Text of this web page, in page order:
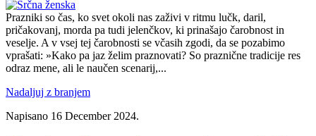
Prazniki so čas, ko svet okoli nas zaživi v ritmu lučk, daril,
pričakovanj, morda pa tudi jelenčkov, ki prinašajo čarobnost in
veselje. A v vsej tej čarobnosti se včasih zgodi, da se pozabimo
vprašati: »Kako pa jaz želim praznovati? So praznične tradicije res
odraz mene, ali le naučen scenarij,...
Nadaljuj z branjem
Napisano 16 December 2024.